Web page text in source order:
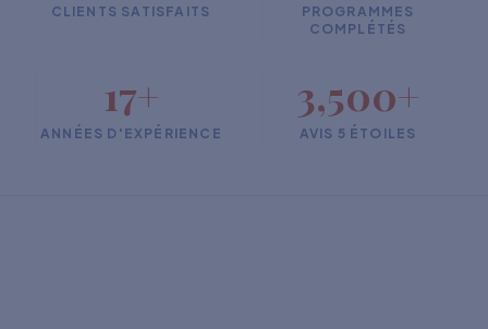
CLIENTS SATISFAITS
PROGRAMMES
COMPLÉTÉS
17+
ANNÉES D'EXPÉRIENCE
3,500+
AVIS 5 ÉTOILES